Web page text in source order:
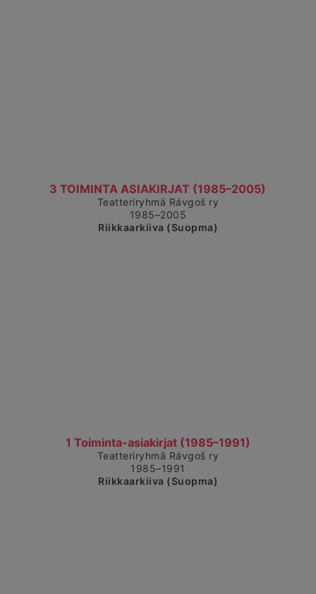
3 TOIMINTA ASIAKIRJAT (1985–2005)
Čájet dárkkes dieđuid
Teatteriryhmä Rávgoš ry
1985–2005
Riikkaarkiiva (Suopma)
1 Toiminta-asiakirjat (1985–1991)
Čájet dárkkes dieđuid
Teatteriryhmä Rávgoš ry
1985–1991
Riikkaarkiiva (Suopma)